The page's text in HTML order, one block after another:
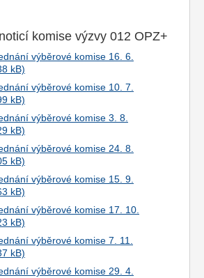
komise výzvy 012 OPZ+
výběrové komise 16. 6.
výběrové komise 10. 7.
výběrové komise 3. 8.
výběrové komise 24. 8.
výběrové komise 15. 9.
výběrové komise 17. 10.
výběrové komise 7. 11.
výběrové komise 29. 4.